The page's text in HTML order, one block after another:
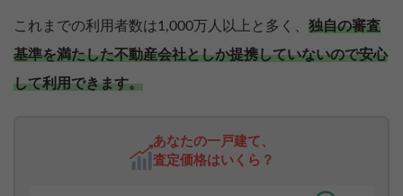
これまでの利用者数は1,000万人以上と多く、 独自の審査
基準を満たした不動産会社としか提携していないので安心
して利用できます。
あなたの一戸建て、
査定価格はいくら？